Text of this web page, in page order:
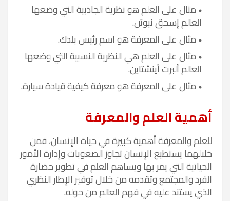
مثال على العلم هو نظرية الجاذبية التي وضعها
العالم إسحق نيوتن.
مثال على المعرفة هو اسم رئيس بلدك.
مثال على العلم هي النظرية النسبية التي وضعها
العالم ألبرت أينشتاين.
مثال على المعرفة هو معرفة كيفية قيادة سيارة.
أهمية العلم والمعرفة
للعلم والمعرفة أهمية كبيرة في حياة الإنسان، فمن
خلالهما يستطيع الإنسان تجاوز الصعوبات وإدارة الأمور
الحياتية التي يمر بها ويساهم العلم في تطوير حضارة
الفرد والمجتمع وتقدمه من خلال توفير الإطار النظري
الذي يستند عليه في فهم العالم من حوله.